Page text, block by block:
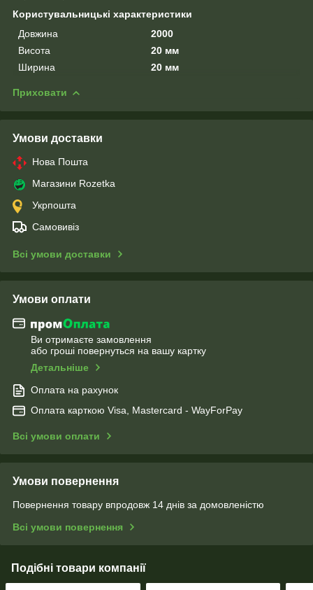
Користувальницькі характеристики
Довжина
2000
Висота
20 мм
Ширина
20 мм
Приховати
Умови доставки
Нова Пошта
Магазини Rozetka
Укрпошта
Самовивіз
Всі умови доставки
Умови оплати
Ви отримаєте замовлення
або гроші повернуться на вашу картку
Детальніше
Оплата на рахунок
Оплата карткою Visa, Mastercard - WayForPay
Всі умови оплати
Умови повернення
Повернення товару впродовж 14 днів за домовленістю
Всі умови повернення
Подібні товари компанії